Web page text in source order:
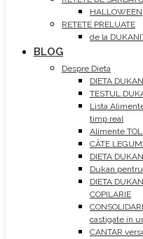
HALLOWEEN
RETETE PRELUATE
de la
BLOG
Despre Dieta
DIETA
TESTUL
Lista
timp real
Alimente
CÂTE
DIETA
Dukan
DIETA
COPILARIE
castigate in
CANTAR